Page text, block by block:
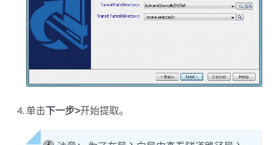
单击下一步>开始提取。